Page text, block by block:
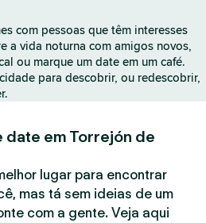
com pessoas que têm interesses
a vida noturna com amigos novos,
ou marque um date em um café.
para descobrir, ou redescobrir,
date em Torrejón de
lugar para encontrar
mas tá sem ideias de um
com a gente. Veja aqui